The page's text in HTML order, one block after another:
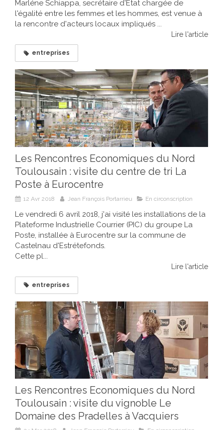
Marléne Schiappa, secrétaire d'Etat chargée de
l'égalité entre les femmes et les hommes, est venue à
la rencontre d'acteurs locaux impliqués ...
Lire l'article
entreprises
Les Rencontres Economiques du Nord
Toulousain : visite du centre de tri La
Poste à Eurocentre
12 Avr 2018 Jean François Portarrieu En circonscription
Le vendredi 6 avril 2018, j'ai visité les installations de la
Plateforme Industrielle Courrier (PIC) du groupe La
Poste, installée à Eurocentre sur la commune de
Castelnau d'Estrétefonds.
Cette pl...
Lire l'article
entreprises
Les Rencontres Economiques du Nord
Toulousain : visite du vignoble Le
Domaine des Pradelles à Vacquiers